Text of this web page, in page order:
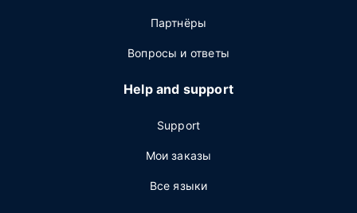
Партнёры
Вопросы и ответы
Help and support
Support
Мои заказы
Все языки